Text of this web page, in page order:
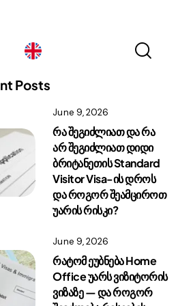
Georgia
Posts
June 9, 2026
რა შეგიძლიათ და რა
არ შეგიძლიათ დიდი
ბრიტანეთის Standard
Visitor Visa-ის დროს
და როგორ შეამციროთ
უარის რისკი?
June 9, 2026
რატომ ეუბნება Home
Office უარს ვიზიტორის
ვიზაზე — და როგორ